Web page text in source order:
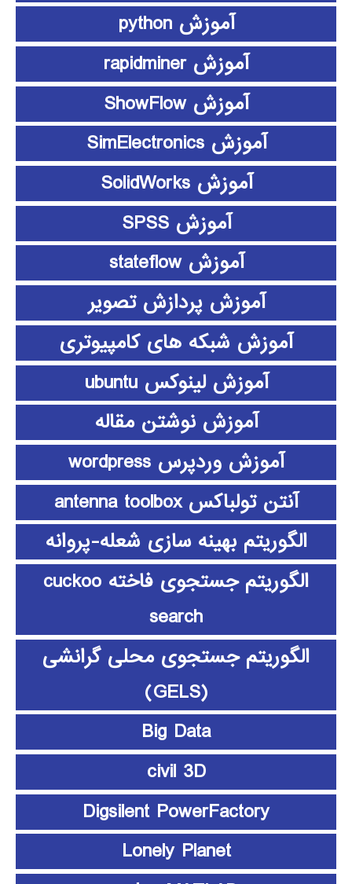
آموزش python
آموزش rapidminer
آموزش ShowFlow
آموزش SimElectronics
آموزش SolidWorks
آموزش SPSS
آموزش stateflow
آموزش پردازش تصویر
آموزش شبکه های کامپیوتری
آموزش لینوکس ubuntu
آموزش نوشتن مقاله
آموزش وردپرس wordpress
آنتن تولباکس antenna toolbox
الگوریتم بهینه سازی شعله-پروانه
الگوریتم جستجوی فاخته cuckoo
search
الگوریتم جستجوی محلی گرانشی
(GELS)
Big Data
civil 3D
Digsilent PowerFactory
Lonely Planet